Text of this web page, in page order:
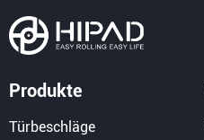
Produkte
Türbeschläge